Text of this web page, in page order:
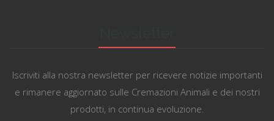
Iscriviti alla nostra newsletter per ricevere notizie importanti
e rimanere aggiornato sulle Cremazioni Animali e dei nostri
prodotti, in continua evoluzione.